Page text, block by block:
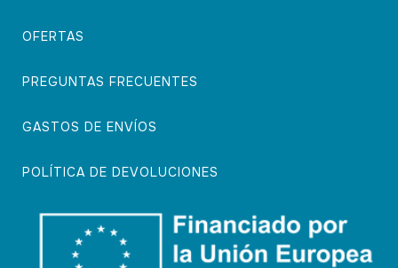
OFERTAS
PREGUNTAS FRECUENTES
GASTOS DE ENVÍOS
POLÍTICA DE DEVOLUCIONES